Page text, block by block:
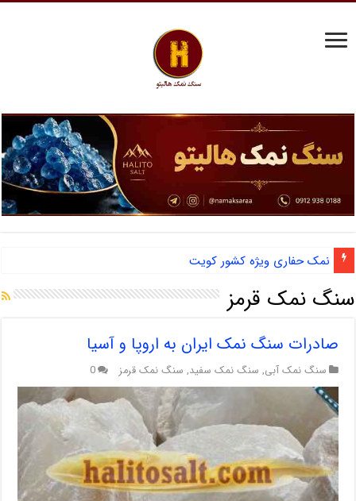
نمک حفاری ویژه کشور کویت
سنگ نمک قرمز
صادرات سنگ نمک ایران به اروپا و آسیا
سنگ نمک آبی, سنگ نمک سفید, سنگ نمک قرمز 0